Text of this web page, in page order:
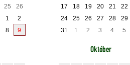
25
26
1
2
8 9
17
18 19 20 21 22
24
25 26 27 28 29
31
1 2 3 4 5
Október